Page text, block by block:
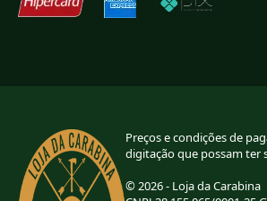
Preços e condições de
digitação que possam ter
© 2026 - Loja da Carabina